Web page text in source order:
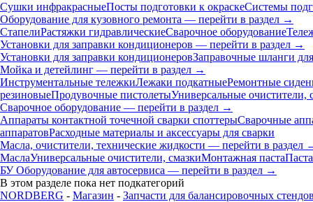
Сушки инфракрасныеПосты подготовки к окраскеСистемы
Оборудование для кузовного ремонта — перейти в раздел →
СтапелиРастяжки гидравлическиеСварочное оборудование
Установки для заправки кондиционеров — перейти в раздел →
Установки для заправки кондиционеровЗаправочные шланги
Мойка и детейлинг — перейти в раздел →
Инструментальные тележкиЛежаки подкатныеРемонтные
резиновыеПродувочные пистолетыУниверсальные очистители,
Сварочное оборудование — перейти в раздел →
Аппараты контактной точечной сварки cпоттерыСварочные
аппаратовРасходные материалы и аксессуары для сварки
Масла, очистители, технические жидкости — перейти в раздел
МаслаУниверсальные очистители, смазкиМонтажная паста
БУ Оборудование для автосервиса — перейти в раздел →
В этом разделе пока нет подкатегорий
NORDBERG - Магазин - Запчасти для балансировочных